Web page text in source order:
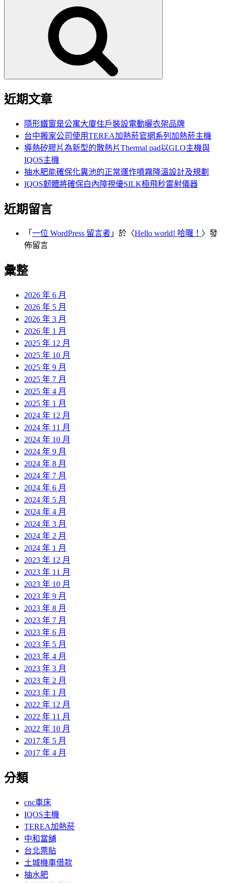
近期文章
隱形鐵窗是公寓大廈住戶裝設電動曬衣架品牌
台中搬家公司使用TEREA加熱菸官網系列加熱菸主機
導熱矽膠片為新型的散熱片Thermal pad以GLO主機與
IQOS主機
抽水肥能確保化糞池的正常運作噴霧降溫設計及規劃
IQOS韌體將確保白內障視優SILK極飛秒雷射儀器
近期留言
「 一位 WordPress 留言者 」於〈Hello world! 哈囉！ 〉發
佈留言
彙整
2026 年 6 月
2026 年 5 月
2026 年 3 月
2026 年 1 月
2025 年 12 月
2025 年 10 月
2025 年 9 月
2025 年 7 月
2025 年 4 月
2025 年 1 月
2024 年 12 月
2024 年 11 月
2024 年 10 月
2024 年 9 月
2024 年 8 月
2024 年 7 月
2024 年 6 月
2024 年 5 月
2024 年 4 月
2024 年 3 月
2024 年 2 月
2024 年 1 月
2023 年 12 月
2023 年 11 月
2023 年 10 月
2023 年 9 月
2023 年 8 月
2023 年 7 月
2023 年 6 月
2023 年 5 月
2023 年 4 月
2023 年 3 月
2023 年 2 月
2023 年 1 月
2022 年 12 月
2022 年 11 月
2022 年 10 月
2017 年 5 月
2017 年 4 月
分類
cnc車床
IQOS主機
TEREA加熱菸
中和當舖
台北票貼
土城機車借款
抽水肥